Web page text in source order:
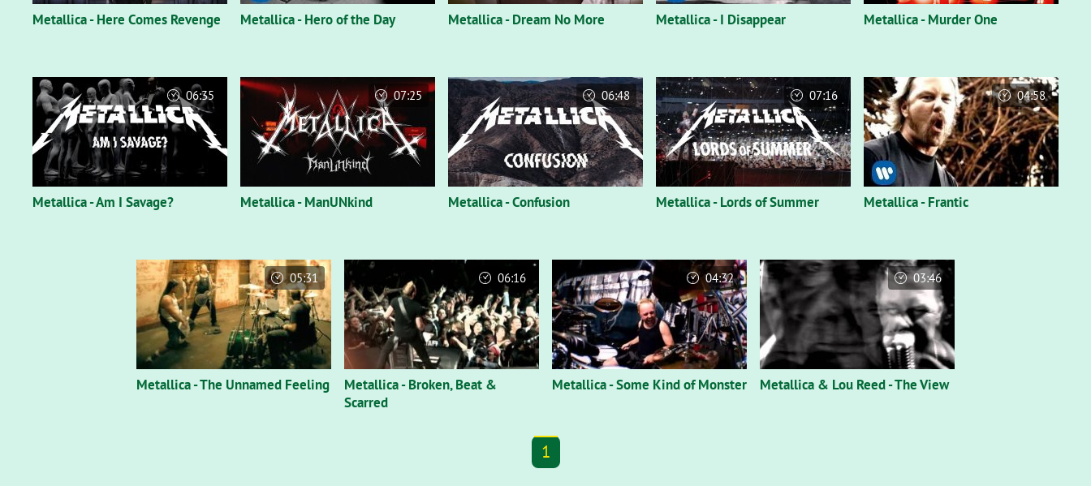
Metallica - Here Comes Revenge Metallica - Hero of the Day Metallica - Dream No More Metallica - I Disappear Metallica - Murder One
Metallica - Am I Savage?
06:35
Metallica - ManUNkind
07:25
Metallica - Confusion
06:48
Metallica - Lords of Summer
07:16
Metallica - Frantic
04:58
Metallica - The Unnamed Feeling
05:31
Metallica - Broken, Beat &
Scarred
06:16
Metallica - Some Kind of Monster
04:32
Metallica & Lou Reed - The View
03:46
1